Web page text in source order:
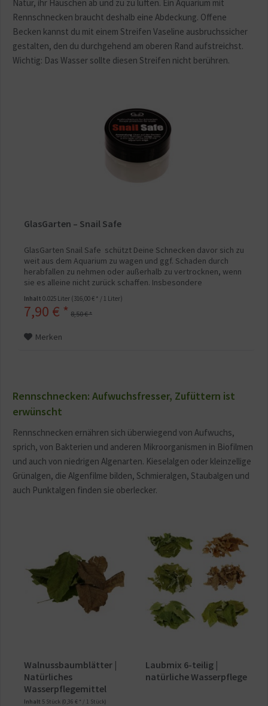
Natur, ihr Häuschen ab und zu zu lüften. Ein Aquarium mit
Rennschnecken braucht deshalb eine Abdeckung. Offene
Becken kannst du mit einem Streifen Vaseline ausbruchssicher
gestalten, den du durchgehend am oberen Rand aufstreichst.
Wichtig: Das Wasser sollte diesen Streifen nicht berühren.
GlasGarten – Snail Safe
GlasGarten Snail Safe schützt Deine Schnecken davor sich zu
weit aus dem Aquarium zu wagen und ggf. Schaden durch
herabfallen zu nehmen oder außerhalb zu vertrocknen, wenn
sie es alleine nicht zurück schaffen. Insbesondere
Track Rennschnecke, Zebra Rennschnecke, Geweihschnecke
oder die rote Rennschnecke, also...
Inhalt0.025 Liter (316,00 € * / 1 Liter)
7,90 € * 8,50 € *
Merken
Rennschnecken: Aufwuchsfresser, Zufüttern ist
erwünscht
Rennschnecken ernähren sich überwiegend von Aufwuchs,
sprich, von Bakterien und anderen Mikroorganismen in Biofilmen
und auch von niedrigen Algenarten. Kieselalgen oder kleinzellige
Grünalgen, die Algenfilme bilden, Schmieralgen, Staubalgen und
auch Punktalgen finden sie oberlecker.
Walnussbaumblätter |
Natürliches
Wasserpflegemittel
Inhalt 5 Stück (0,36 € * / 1 Stück)
Laubmix 6-teilig |
natürliche Wasserpflege